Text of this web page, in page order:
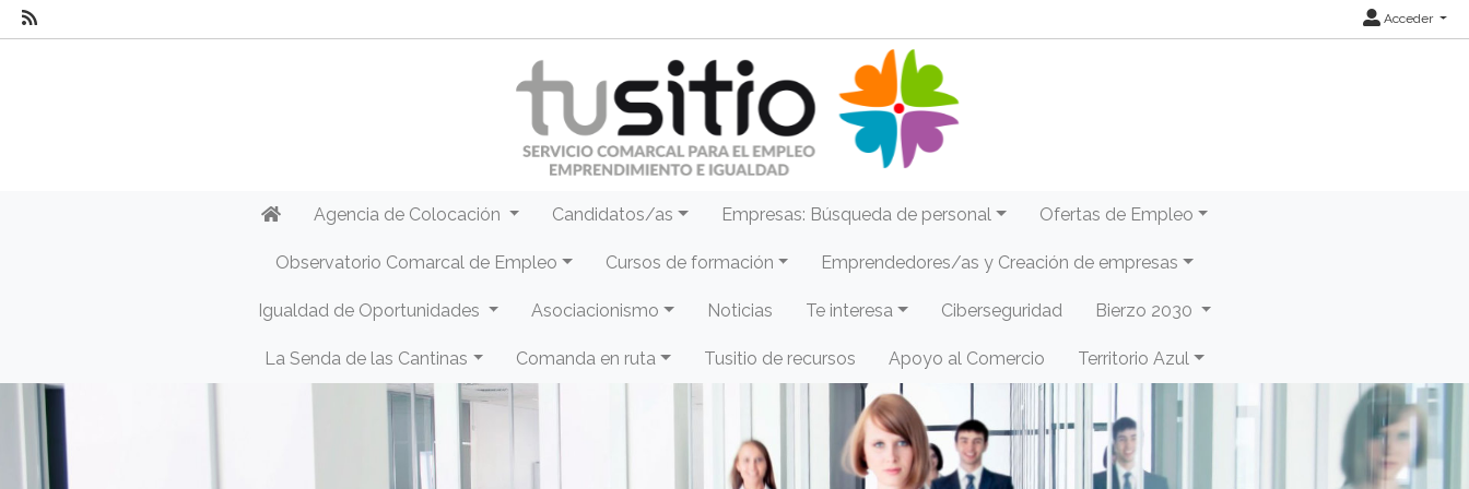
Acceder
Agencia de Colocación Candidatos/as Empresas: Búsqueda de personal Ofertas de Empleo
Observatorio Comarcal de Empleo Cursos de formación Emprendedores/as y Creación de empresas
Igualdad de Oportunidades Asociacionismo Noticias Te interesa Ciberseguridad Bierzo 2030
La Senda de las Cantinas Comanda en ruta Tusitio de recursos Apoyo al Comercio Territorio Azul